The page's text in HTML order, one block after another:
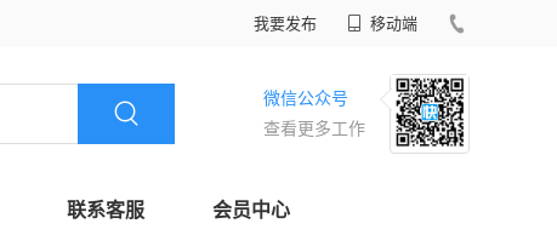
我要发布 移动端
微信公众号
查看更多工作
联系客服 会员中心